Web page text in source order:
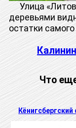
Улица
деревьями
остатки
Что
Кёнигсбергский